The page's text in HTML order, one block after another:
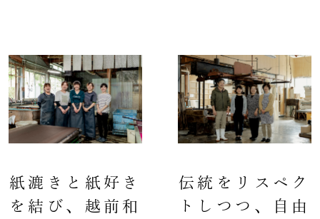
紙漉きと紙好き
を結び、越前和
伝統をリスペク
トしつつ、自由